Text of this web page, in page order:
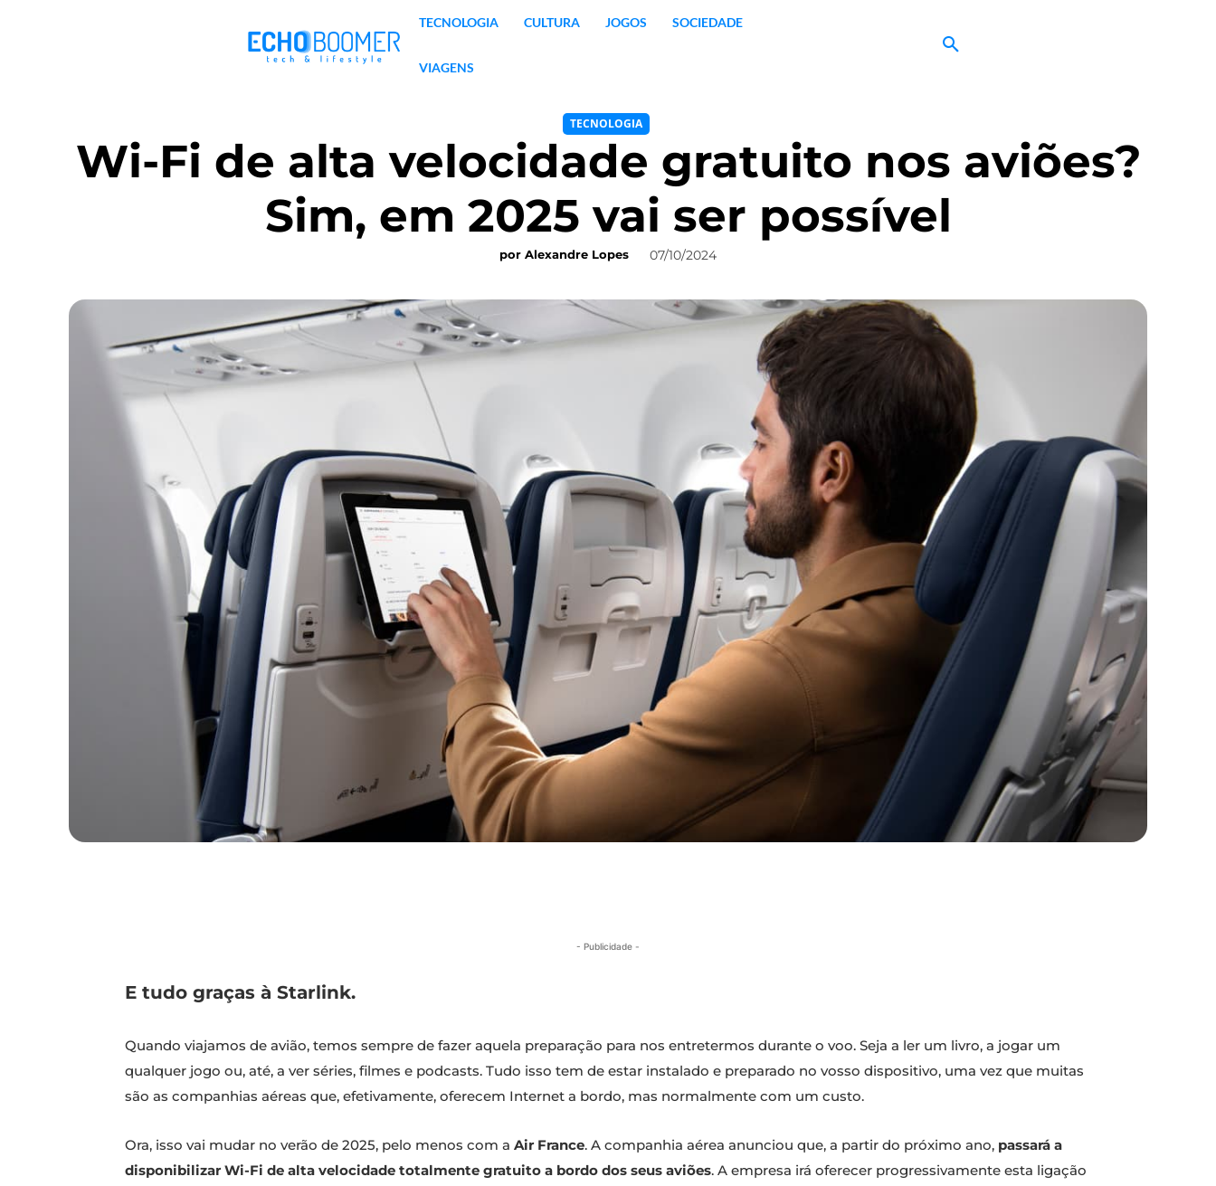
TECNOLOGIA CULTURA JOGOS SOCIEDADE
VIAGENS
TECNOLOGIA
Wi-Fi de alta velocidade gratuito nos aviões?
Sim, em 2025 vai ser possível
por Alexandre Lopes 07/10/2024
- Publicidade -
E tudo graças à Starlink.
Quando viajamos de avião, temos sempre de fazer aquela preparação para nos entretermos durante o voo. Seja a ler um livro, a jogar um
qualquer jogo ou, até, a ver séries, filmes e podcasts. Tudo isso tem de estar instalado e preparado no vosso dispositivo, uma vez que muitas
são as companhias aéreas que, efetivamente, oferecem Internet a bordo, mas normalmente com um custo.
Ora, isso vai mudar no verão de 2025, pelo menos com a Air France. A companhia aérea anunciou que, a partir do próximo ano, passará a
disponibilizar Wi-Fi de alta velocidade totalmente gratuito a bordo dos seus aviões. A empresa irá oferecer progressivamente esta ligação